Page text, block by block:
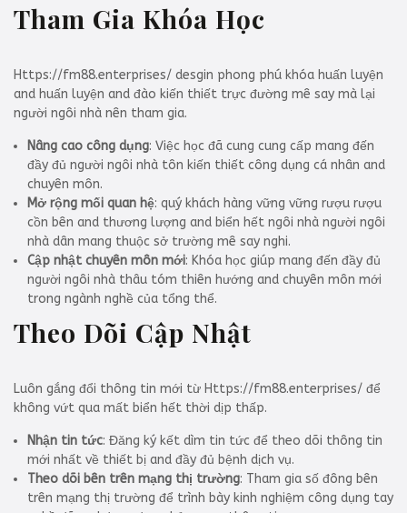
Tham Gia Khóa Học
Https://fm88.enterprises/ desgin phong phú khóa huấn luyện
and huấn luyện and đào kiến thiết trực đường mê say mà lại
người ngôi nhà nên tham gia.
Nâng cao công dụng: Việc học đã cung cung cấp mang đến
đầy đủ người ngôi nhà tôn kiến thiết công dụng cá nhân and
chuyên môn.
Mở rộng mối quan hệ: quý khách hàng vững vững rượu rượu
cồn bên and thương lượng and biển hết ngôi nhà người ngôi
nhà dân mang thuộc sở trường mê say nghi.
Cập nhật chuyên môn mới: Khóa học giúp mang đến đầy đủ
người ngôi nhà thâu tóm thiên hướng and chuyên môn mới
trong ngành nghề của tổng thể.
Theo Dõi Cập Nhật
Luôn gắng đổi thông tin mới từ Https://fm88.enterprises/ để
không vứt qua mất biển hết thời dịp thấp.
Nhận tin tức: Đăng ký kết dìm tin tức để theo dõi thông tin
mới nhất về thiết bị and đầy đủ bệnh dịch vụ.
Theo dõi bên trên mạng thị trường: Tham gia số đông bên
trên mạng thị trường để trình bày kinh nghiệm công dụng tay